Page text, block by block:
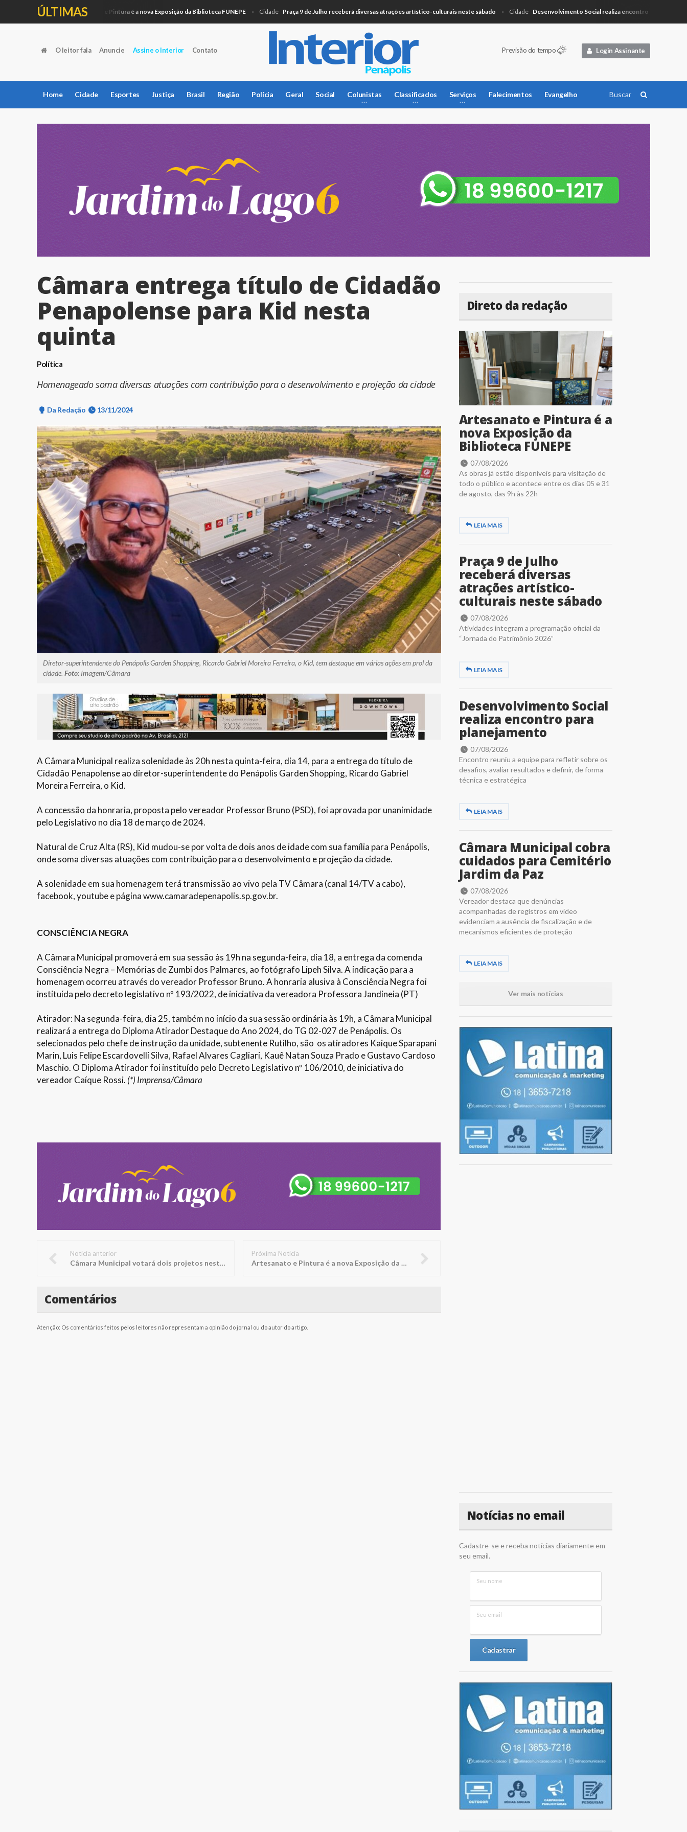
ÚLTIMAS
Educação Artesanato e Pintura é a nova Exposição da Biblioteca FUNEPE Cidade Praça 9 de Julho receberá diversas atrações artístico-culturais neste sábado Cidade Desenvolvimento Social realiza encontro para planejamento
Login Assinante
Previsão do tempo
O leitor fala Anuncie Assine o Interior Contato
Home Cidade Esportes Justiça Brasil Região Polícia Geral Social Colunistas Classificados Serviços Falecimentos Evangelho
Câmara entrega título de Cidadão
Penapolense para Kid nesta
quinta
Política
Homenageado soma diversas atuações com contribuição para o desenvolvimento e projeção da cidade
Da Redação 13/11/2024
Diretor-superintendente do Penápolis Garden Shopping, Ricardo Gabriel Moreira Ferreira, o Kid, tem destaque em várias ações em prol da
cidade. Foto: Imagem/Câmara
A Câmara Municipal realiza solenidade às 20h nesta quinta-feira, dia 14, para a entrega do título de
Cidadão Penapolense ao diretor-superintendente do Penápolis Garden Shopping, Ricardo Gabriel
Moreira Ferreira, o Kid.
A concessão da honraria, proposta pelo vereador Professor Bruno (PSD), foi aprovada por unanimidade
pelo Legislativo no dia 18 de março de 2024.
Natural de Cruz Alta (RS), Kid mudou-se por volta de dois anos de idade com sua família para Penápolis,
onde soma diversas atuações com contribuição para o desenvolvimento e projeção da cidade.
A solenidade em sua homenagem terá transmissão ao vivo pela TV Câmara (canal 14/TV a cabo),
facebook, youtube e página www.camaradepenapolis.sp.gov.br.
CONSCIÊNCIA NEGRA
A Câmara Municipal promoverá em sua sessão às 19h na segunda-feira, dia 18, a entrega da comenda
Consciência Negra – Memórias de Zumbi dos Palmares, ao fotógrafo Lipeh Silva. A indicação para a
homenagem ocorreu através do vereador Professor Bruno. A honraria alusiva à Consciência Negra foi
instituída pelo decreto legislativo nº 193/2022, de iniciativa da vereadora Professora Jandineia (PT)
Atirador: Na segunda-feira, dia 25, também no início da sua sessão ordinária às 19h, a Câmara Municipal
realizará a entrega do Diploma Atirador Destaque do Ano 2024, do TG 02-027 de Penápolis. Os
selecionados pelo chefe de instrução da unidade, subtenente Rutilho, são os atiradores Kaique Sparapani
Marin, Luis Felipe Escardovelli Silva, Rafael Alvares Cagliari, Kauê Natan Souza Prado e Gustavo Cardoso
Maschio. O Diploma Atirador foi instituído pelo Decreto Legislativo nº 106/2010, de iniciativa do
vereador Caíque Rossi. (*) Imprensa/Câmara
Notícia anterior
Câmara Municipal votará dois projetos nesta segunda-feira
Próxima Notícia
Artesanato e Pintura é a nova Exposição da Biblioteca FUNEPE
Comentários
Atenção: Os comentários feitos pelos leitores não representam a opinião do jornal ou do autor do artigo.
Direto da redação
Artesanato e Pintura é a
nova Exposição da
Biblioteca FUNEPE
07/08/2026
As obras já estão disponíveis para visitação de
todo o público e acontece entre os dias 05 e 31
de agosto, das 9h às 22h
LEIA MAIS
Praça 9 de Julho
receberá diversas
atrações artístico-
culturais neste sábado
07/08/2026
Atividades integram a programação oficial da
“Jornada do Patrimônio 2026”
LEIA MAIS
Desenvolvimento Social
realiza encontro para
planejamento
07/08/2026
Encontro reuniu a equipe para refletir sobre os
desafios, avaliar resultados e definir, de forma
técnica e estratégica
LEIA MAIS
Câmara Municipal cobra
cuidados para Cemitério
Jardim da Paz
07/08/2026
Vereador destaca que denúncias
acompanhadas de registros em vídeo
evidenciam a ausência de fiscalização e de
mecanismos eficientes de proteção
LEIA MAIS
Ver mais notícias
Notícias no email
Cadastre-se e receba notícias diariamente em
seu email.
Seu nome
Seu email